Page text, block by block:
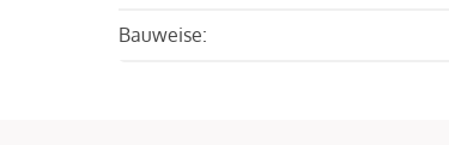
Bauweise: